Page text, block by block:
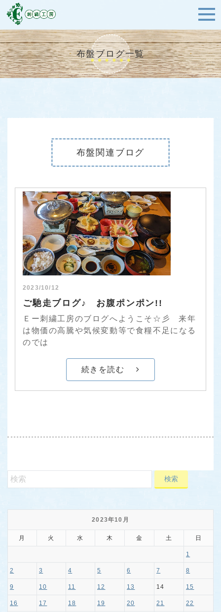
布盤ブログ一覧
布盤関連ブログ
2023/10/12
ご馳走ブログ♪ お腹ポンポン!!
Ｅー刺繍工房のブログへようこそ☆彡 来年
は物価の高騰や気候変動等で食糧不足になる
のでは
続きを読む
2023年10月
月 火 水 木 金 土 日
1
2 3 4 5 6 7 8
9 10 11 12 13 14 15
16 17 18 19 20 21 22